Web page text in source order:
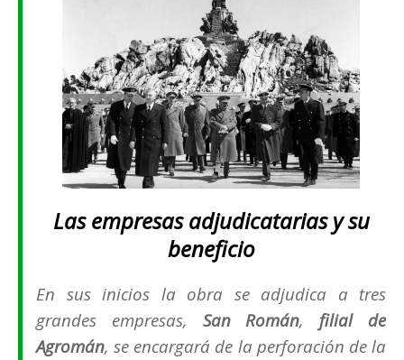
Las empresas adjudicatarias y su
beneficio
En sus inicios la obra se adjudica a tres
grandes empresas, San Román,filial de
Agromán, se encargará de la perforación de la